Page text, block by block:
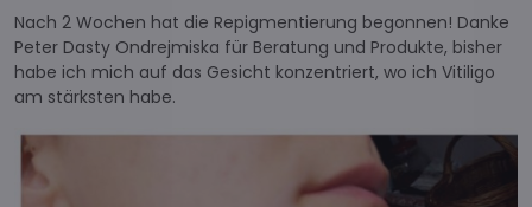
Nach 2 Wochen hat die Repigmentierung begonnen! Danke
Peter Dasty Ondrejmiska für Beratung und Produkte, bisher
habe ich mich auf das Gesicht konzentriert, wo ich Vitiligo
am stärksten habe.